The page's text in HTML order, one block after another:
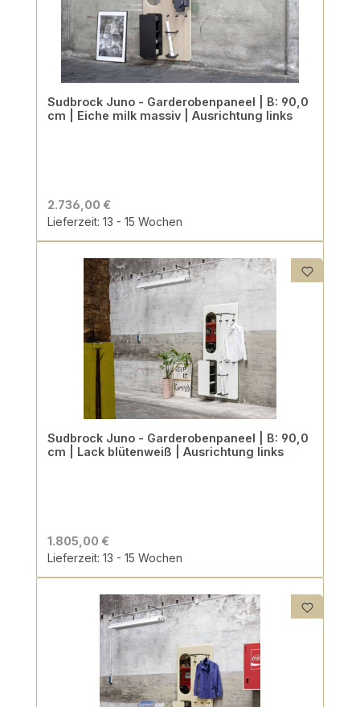
Sudbrock Juno - Garderobenpaneel | B: 90,0
cm | Eiche milk massiv | Ausrichtung links
2.736,00 €
Lieferzeit: 13 - 15 Wochen
Sudbrock Juno - Garderobenpaneel | B: 90,0
cm | Lack blütenweiß | Ausrichtung links
1.805,00 €
Lieferzeit: 13 - 15 Wochen